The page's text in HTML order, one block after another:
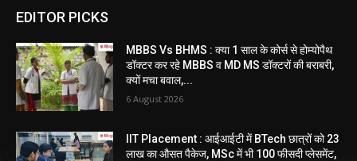
EDITOR PICKS
MBBS Vs BHMS : क्या 1 साल के कोर्स से होम्योपैथ
डॉक्टर कर रहे MBBS व MD MS डॉक्टरों की बराबरी,
क्यों मचा बवाल,...
6 August 2026
IIT Placement : आईआईटी में BTech छात्रों को 23
लाख का औसत पैकेज, MSc में भी 100 फीसदी प्लेसमेंट,